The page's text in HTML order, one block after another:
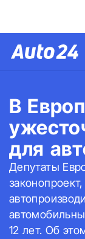
В
для
Депутаты
12 лет. Об